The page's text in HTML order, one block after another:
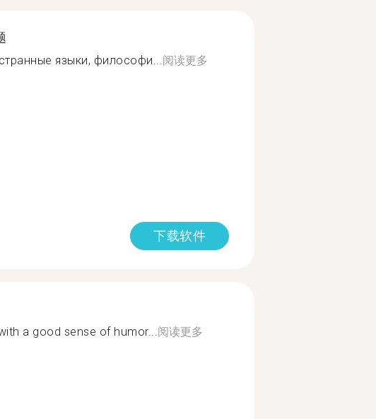
языки, философи...阅读更多
下载软件
a good sense of humor...阅读更多